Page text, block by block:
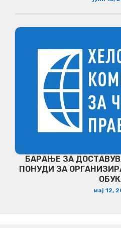
БАРАЊЕ ЗА
ПОНУДИ ЗА
мај 12,